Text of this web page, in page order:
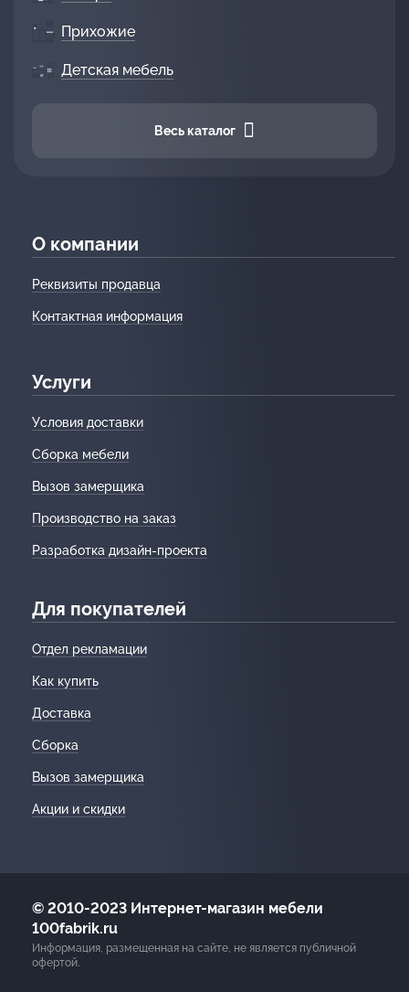
Прихожие
Детская мебель
Весь каталог
О компании
Реквизиты продавца
Контактная информация
Услуги
Условия доставки
Сборка мебели
Вызов замерщика
Производство на заказ
Разработка дизайн-проекта
Для покупателей
Отдел рекламации
Как купить
Доставка
Сборка
Вызов замерщика
Акции и скидки
© 2010-2023 Интернет-магазин мебели
100fabrik.ru
Информация, размещенная на сайте, не является публичной
офертой.